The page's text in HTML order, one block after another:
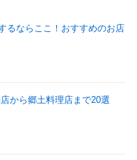
るならここ！おすすめのお店
から郷土料理店まで20選